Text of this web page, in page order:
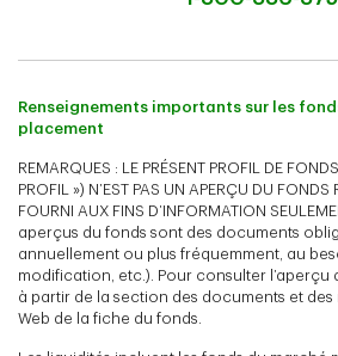
Renseignements importants sur les
placement
REMARQUES : LE PRÉSENT PROFIL DE
PROFIL ») N’EST PAS UN APERÇU DU FONDS
FOURNI AUX FINS D’INFORMATION
aperçus du fonds sont des documents
annuellement ou plus fréquemment, au
modification, etc.). Pour consulter l’aperçu
à partir de la section des documents et
Web de la fiche du fonds.